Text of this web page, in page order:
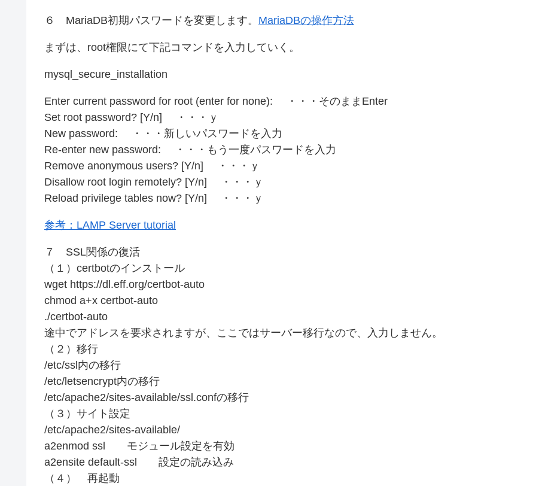
６ MariaDB初期パスワードを変更します。 MariaDBの操作方法
まずは、root権限にて下記コマンドを入力していく。
mysql_secure_installation
Enter current password for root (enter for none): ・・・そのままEnter
Set root password? [Y/n] ・・・ｙ
New password: ・・・新しいパスワードを入力
Re-enter new password: ・・・もう一度パスワードを入力
Remove anonymous users? [Y/n] ・・・ｙ
Disallow root login remotely? [Y/n] ・・・ｙ
Reload privilege tables now? [Y/n] ・・・ｙ
参考：LAMP Server tutorial
７ SSL関係の復活
（１）certbotのインストール
wget https://dl.eff.org/certbot-auto
chmod a+x certbot-auto
./certbot-auto
途中でアドレスを要求されますが、ここではサーバー移行なので、入力しません。
（２）移行
/etc/ssl内の移行
/etc/letsencrypt内の移行
/etc/apache2/sites-available/ssl.confの移行
（３）サイト設定
/etc/apache2/sites-available/
a2enmod ssl モジュール設定を有効
a2ensite default-ssl 設定の読み込み
（４） 再起動